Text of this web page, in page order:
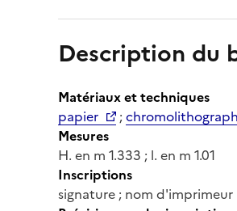
Description du
Matériaux et techniques
papier
;
Mesures
H. en m 1.333 ; l. en m 1.01
Inscriptions
signature ; nom d'imprimeur